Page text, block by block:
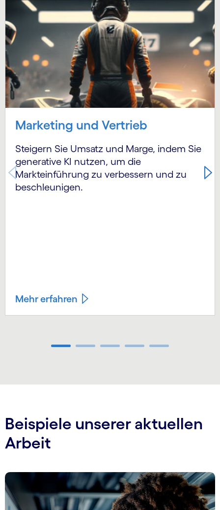
Carousel starts
Marketing und Vertrieb
Steigern Sie Umsatz und Marge, indem Sie
generative KI nutzen, um die
Markteinführung zu verbessern und zu
beschleunigen.
Mehr erfahren
Beispiele unserer aktuellen
Arbeit